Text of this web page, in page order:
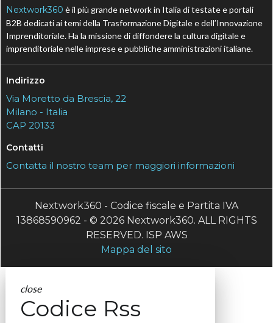
Nextwork360 è il più grande network in Italia di testate e portali
B2B dedicati ai temi della Trasformazione Digitale e dell’Innovazione
Imprenditoriale. Ha la missione di diffondere la cultura digitale e
imprenditoriale nelle imprese e pubbliche amministrazioni italiane.
Indirizzo
Via Moretto da Brescia, 22
Milano - Italia
CAP 20133
Contatti
Contatta il nostro team per maggiori informazioni
Nextwork360 - Codice fiscale e Partita IVA
13868590962 - © 2026 Nextwork360. ALL RIGHTS
RESERVED. ISP AWS
Mappa del sito
close
Codice Rss